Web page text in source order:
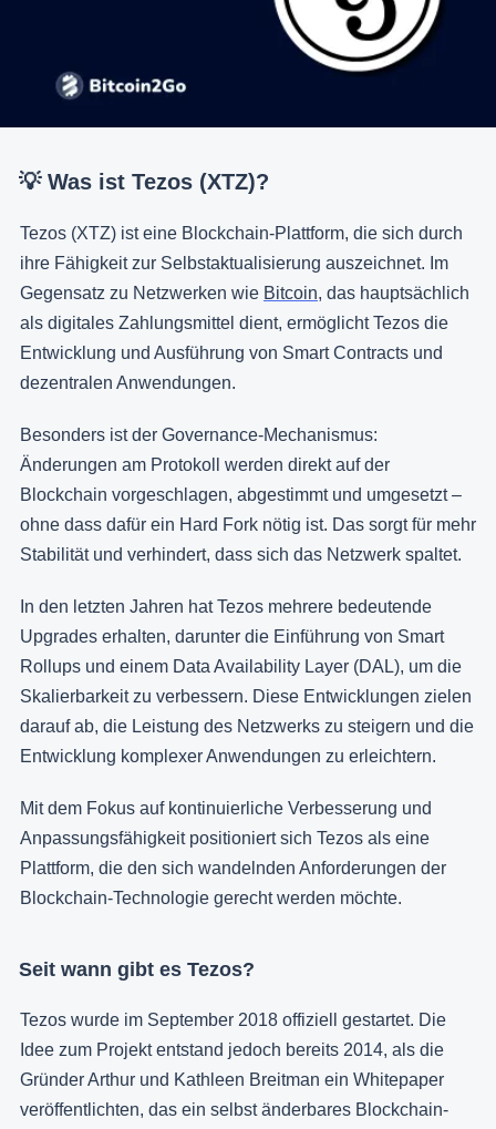
💡 Was ist Tezos (XTZ)?
Tezos (XTZ) ist eine Blockchain-Plattform, die sich durch
ihre Fähigkeit zur Selbstaktualisierung auszeichnet. Im
Gegensatz zu Netzwerken wie Bitcoin, das hauptsächlich
als digitales Zahlungsmittel dient, ermöglicht Tezos die
Entwicklung und Ausführung von Smart Contracts und
dezentralen Anwendungen.
Besonders ist der Governance-Mechanismus:
Änderungen am Protokoll werden direkt auf der
Blockchain vorgeschlagen, abgestimmt und umgesetzt –
ohne dass dafür ein Hard Fork nötig ist. Das sorgt für mehr
Stabilität und verhindert, dass sich das Netzwerk spaltet.
In den letzten Jahren hat Tezos mehrere bedeutende
Upgrades erhalten, darunter die Einführung von Smart
Rollups und einem Data Availability Layer (DAL), um die
Skalierbarkeit zu verbessern. Diese Entwicklungen zielen
darauf ab, die Leistung des Netzwerks zu steigern und die
Entwicklung komplexer Anwendungen zu erleichtern.
Mit dem Fokus auf kontinuierliche Verbesserung und
Anpassungsfähigkeit positioniert sich Tezos als eine
Plattform, die den sich wandelnden Anforderungen der
Blockchain-Technologie gerecht werden möchte.
Seit wann gibt es Tezos?
Tezos wurde im September 2018 offiziell gestartet. Die
Idee zum Projekt entstand jedoch bereits 2014, als die
Gründer Arthur und Kathleen Breitman ein Whitepaper
veröffentlichten, das ein selbst änderbares Blockchain-